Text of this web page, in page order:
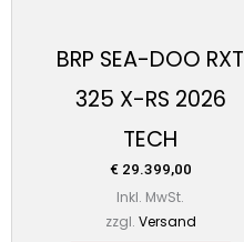
BRP SEA-DOO RXT
325 X-RS 2026
TECH
€29.399,00
Inkl. MwSt.
zzgl. Versand